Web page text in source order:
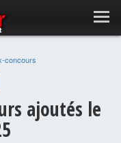
concours
ajoutés le